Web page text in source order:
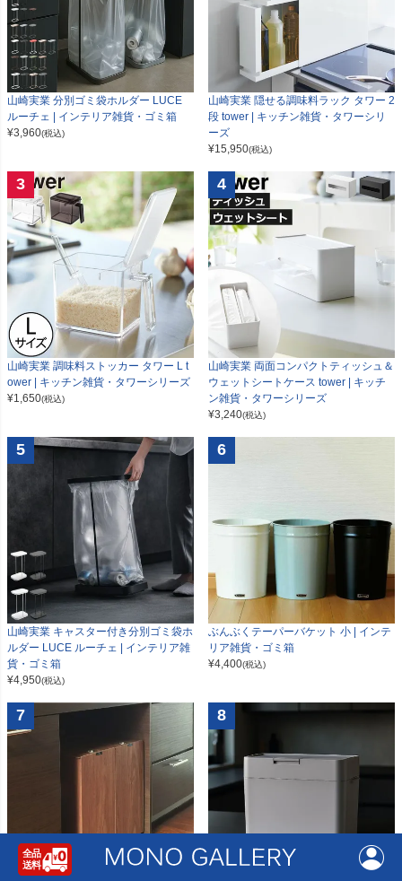
山崎実業 分別ゴミ袋ホルダー LUCE
ルーチェ | インテリア雑貨・ゴミ箱
¥3,960(税込)
山崎実業 隠せる調味料ラック タワー 2
段 tower | キッチン雑貨・タワーシリ
ーズ
¥15,950(税込)
3
山崎実業 調味料ストッカー タワー L t
ower | キッチン雑貨・タワーシリーズ
¥1,650(税込)
4
山崎実業 両面コンパクトティッシュ＆
ウェットシートケース tower | キッチ
ン雑貨・タワーシリーズ
¥3,240(税込)
5
山崎実業 キャスター付き分別ゴミ袋ホ
ルダー LUCE ルーチェ | インテリア雑
貨・ゴミ箱
¥4,950(税込)
6
ぶんぶくテーパーバケット 小 | インテ
リア雑貨・ゴミ箱
¥4,400(税込)
7 8